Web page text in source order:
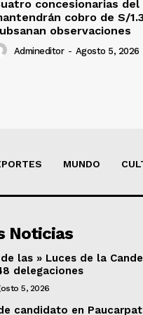
concesionarias del
cobro de S/
observaciones
Admineditor - Agosto 5, 2026
MUNDO
Noticias
las » Luces de la
delegaciones
5, 2026
candidato en